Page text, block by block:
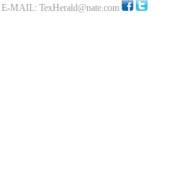
MAIL: TexHerald@nate.com